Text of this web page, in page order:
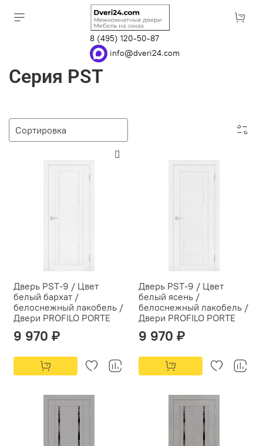
8 (495) 120-50-87
info@dveri24.com
Серия PST
Дверь PST-9 / Цвет
белый бархат /
белоснежный лакобель /
Двери PROFILO PORTE
9 970 ₽
Дверь PST-9 / Цвет
белый ясень /
белоснежный лакобель /
Двери PROFILO PORTE
9 970 ₽